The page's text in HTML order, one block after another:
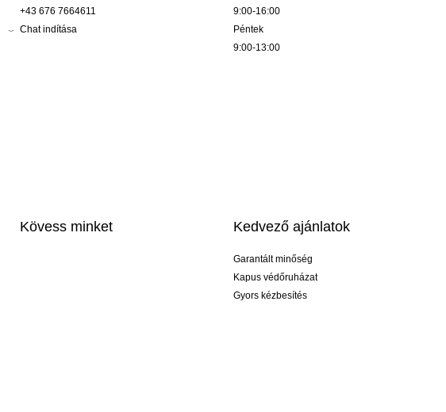
+43 676 7664611
Chat indítása
9:00-16:00
Péntek
9:00-13:00
Kövess minket Kedvező ajánlatok
Garantált minőség
Kapus védőruházat
Gyors kézbesítés